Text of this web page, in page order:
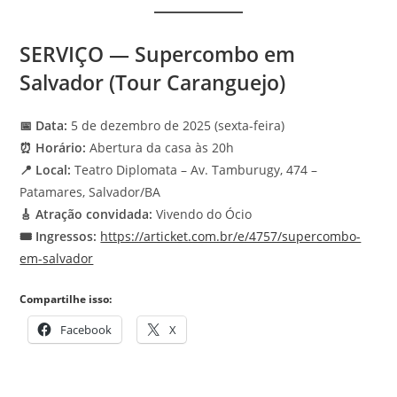
SERVIÇO — Supercombo em
Salvador (Tour Caranguejo)
📅 Data: 5 de dezembro de 2025 (sexta-feira)
⏰ Horário: Abertura da casa às 20h
📍 Local: Teatro Diplomata – Av. Tamburugy, 474 –
Patamares, Salvador/BA
🎸 Atração convidada: Vivendo do Ócio
🎟️ Ingressos: https://articket.com.br/e/4757/supercombo-
em-salvador
Compartilhe isso:
Facebook X